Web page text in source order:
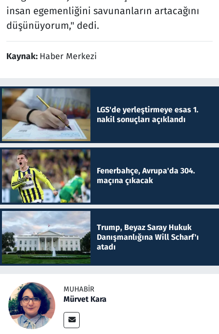
insan egemenliğini savunanların artacağını
düşünüyorum," dedi.
Kaynak: Haber Merkezi
LGS'de yerleştirmeye esas 1.
nakil sonuçları açıklandı
Fenerbahçe, Avrupa'da 304.
maçına çıkacak
Trump, Beyaz Saray Hukuk
Danışmanlığına Will Scharf'ı
atadı
MUHABIR
Mürvet Kara